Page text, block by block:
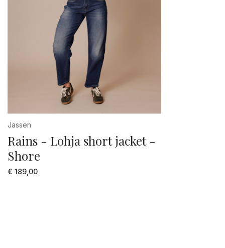
Jassen
Rains - Lohja short jacket -
Shore
€ 189,00